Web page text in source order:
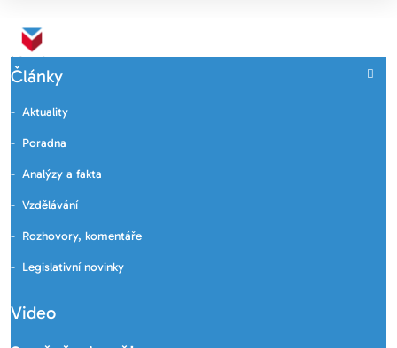
Články
Aktuality
Poradna
Analýzy a fakta
Vzdělávání
Rozhovory, komentáře
Legislativní novinky
Video